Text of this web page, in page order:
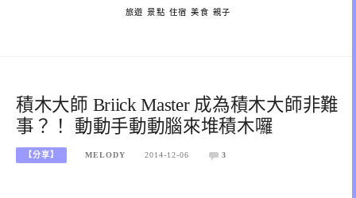
旅遊 景點 住宿 美食 親子
積木大師 Briick Master 成為積木大師非難
事？！ 動動手動動腦來堆積木囉
【分享】 MELODY 2014-12-06 3